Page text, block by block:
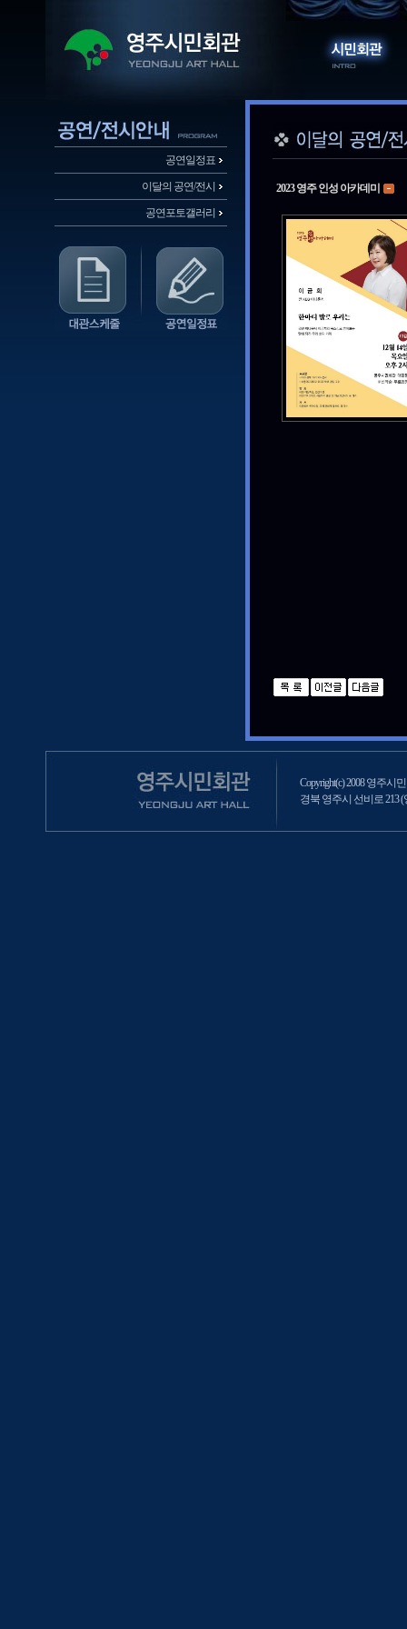
공연일정표
이달의 공연/전시
공연포토갤러리
2023 영주 인성 아카데미
Copyright(c) 2008 영주시
경북 영주시 선비로 213 (